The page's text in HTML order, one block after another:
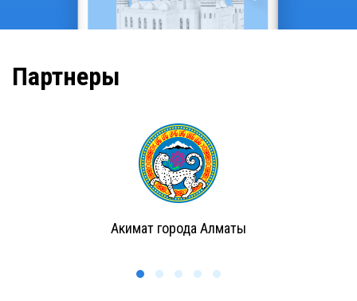
Партнеры
Акимат города Алматы